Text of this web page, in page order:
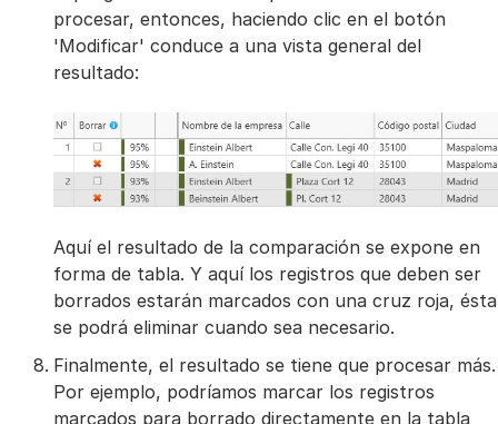
procesar, entonces, haciendo clic en el botón
'Modificar' conduce a una vista general del
resultado:
Aquí el resultado de la comparación se expone en
forma de tabla. Y aquí los registros que deben ser
borrados estarán marcados con una cruz roja, ésta
se podrá eliminar cuando sea necesario.
Finalmente, el resultado se tiene que procesar más.
Por ejemplo, podríamos marcar los registros
marcados para borrado directamente en la tabla